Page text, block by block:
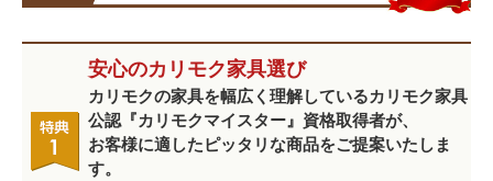
安心のカリモク家具選び
カリモクの家具を幅広く理解しているカリモク家具
公認『カリモクマイスター』資格取得者が、
お客様に適したピッタリな商品をご提案いたしま
す。